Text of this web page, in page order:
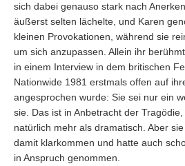
sich dabei genauso stark nach
äußerst selten lächelte, und Karen
kleinen Provokationen, während sie
um sich anzupassen. Allein ihr
in einem Interview in dem britischen
Nationwide 1981 erstmals offen auf
angesprochen wurde: Sie sei nur ein
sie. Das ist in Anbetracht der
natürlich mehr als dramatisch. Aber
damit klarkommen und hatte auch
in Anspruch genommen.